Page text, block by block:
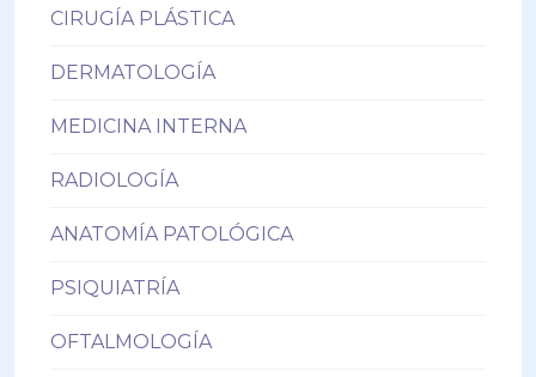
CIRUGÍA PLÁSTICA
DERMATOLOGÍA
MEDICINA INTERNA
RADIOLOGÍA
ANATOMÍA PATOLÓGICA
PSIQUIATRÍA
OFTALMOLOGÍA